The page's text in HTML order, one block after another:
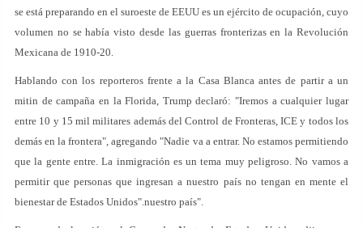
se está preparando en el suroeste de EEUU es un ejército de ocupación, cuyo
volumen no se había visto desde las guerras fronterizas en la Revolución
Mexicana de 1910-20.
Hablando con los reporteros frente a la Casa Blanca antes de partir a un
mitin de campaña en la Florida, Trump declaró: "Iremos a cualquier lugar
entre 10 y 15 mil militares además del Control de Fronteras, ICE y todos los
demás en la frontera", agregando "Nadie va a entrar. No estamos permitiendo
que la gente entre. La inmigración es un tema muy peligroso. No vamos a
permitir que personas que ingresan a nuestro país no tengan en mente el
bienestar de Estados Unidos".nuestro país".